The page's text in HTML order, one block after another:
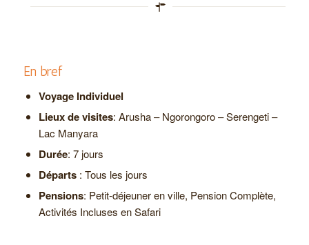
En bref
Voyage Individuel
Lieux de visites: Arusha – Ngorongoro – Serengeti –
Lac Manyara
Durée: 7 jours
Départs: Tous les jours
Pensions: Petit-déjeuner en ville, Pension Complète,
Activités Incluses en Safari